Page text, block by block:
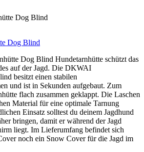
Dog Blind
Dog Blind Hundetarnhütte schützt das
auf der Jagd. Die DKWAI
besitzt einen stabilen
und ist in Sekunden aufgebaut. Zum
flach zusammen geklappt. Die Laschen
Material für eine optimale Tarnung
Einsatz solltest du deinem Jagdhund
bringen, damit er während der Jagd
liegt. Im Lieferumfang befindet sich
noch ein Snow Cover für die Jagd im